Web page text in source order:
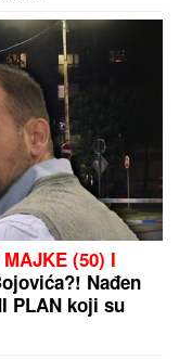
Novom Sadu
postala